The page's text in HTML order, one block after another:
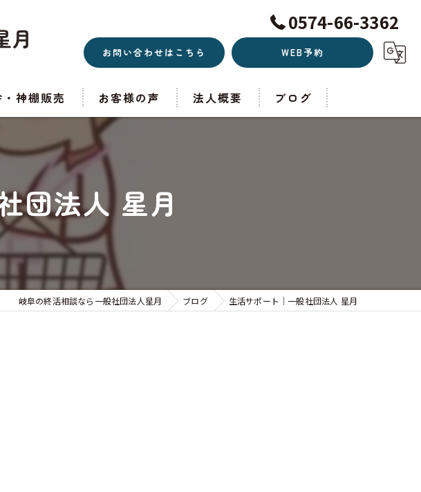
0574-66-3362
お問い合わせはこちら WEB予約
神棚販売 お客様の声 法人概要 ブログ
団法人 星月
岐阜の終活相談なら一般社団法人星月 ブログ 生活サポート｜一般社団法人 星月